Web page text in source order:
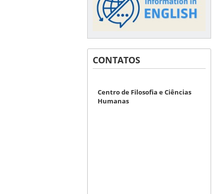
CONTATOS
Centro de Filosofia e Ciências
Humanas